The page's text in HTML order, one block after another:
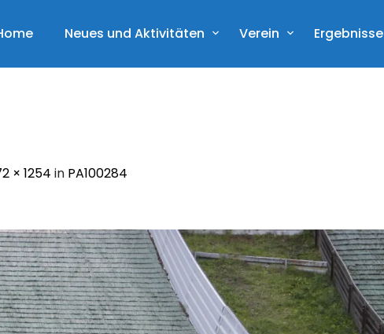
Neues und Aktivitäten Verein Ergebnisse
× 1254 in PA100284